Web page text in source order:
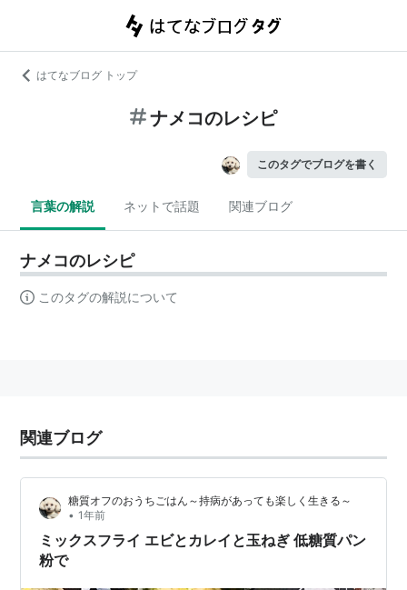
はてなブログ トップ
ナメコのレシピ
このタグでブログを書く
言葉の解説 ネットで話題 関連ブログ
ナメコのレシピ
このタグの解説について
関連ブログ
糖質オフのおうちごはん～持病があっても楽しく生きる～
• 1年前
ミックスフライ エビとカレイと玉ねぎ 低糖質パン
粉で